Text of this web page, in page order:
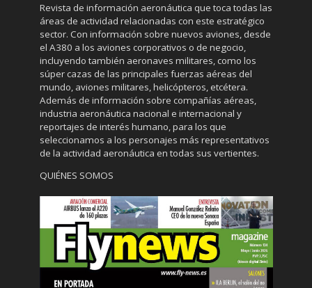
Revista de información aeronáutica que toca todas las
áreas de actividad relacionadas con este estratégico
sector. Con información sobre nuevos aviones, desde
el A380 a los aviones corporativos o de negocio,
incluyendo también aeronaves militares, como los
súper cazas de las principales fuerzas aéreas del
mundo, aviones militares, helicópteros, etcétera.
Además de información sobre compañías aéreas,
industria aeronáutica nacional e internacional y
reportajes de interés humano, para los que
seleccionamos a los personajes más representativos
de la actividad aeronáutica en todas sus vertientes.
QUIÉNES SOMOS